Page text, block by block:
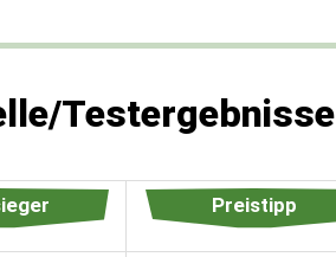
Testergebnisse
Preistipp